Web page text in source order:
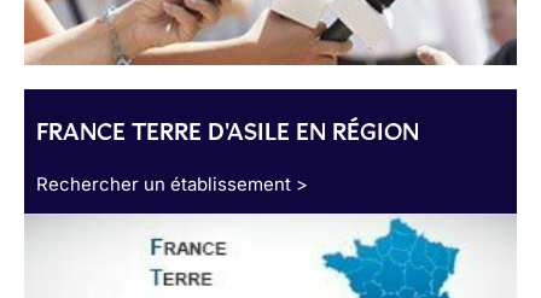
FRANCE TERRE D'ASILE EN RÉGION
Rechercher un établissement >